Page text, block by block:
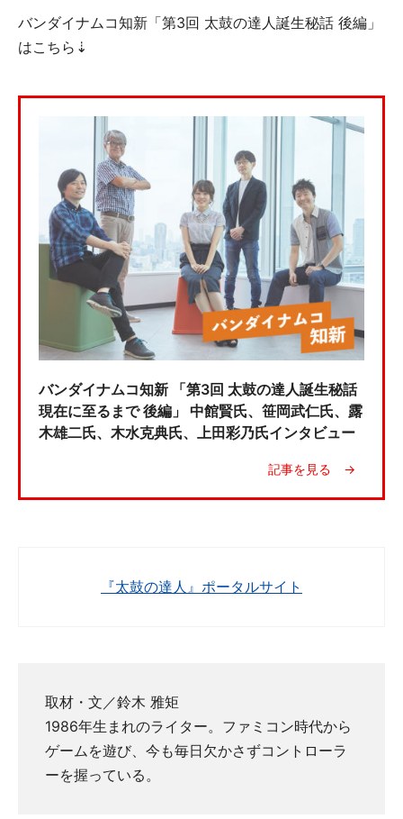
バンダイナムコ知新「第3回 太鼓の達人誕生秘話 後編」
はこちら⇣
バンダイナムコ知新 「第3回 太鼓の達人誕生秘話
現在に至るまで 後編」 中館賢氏、笹岡武仁氏、露
木雄二氏、木水克典氏、上田彩乃氏インタビュー
『太鼓の達人』ポータルサイト
取材・文／鈴木 雅矩
1986年生まれのライター。ファミコン時代から
ゲームを遊び、今も毎日欠かさずコントローラ
ーを握っている。